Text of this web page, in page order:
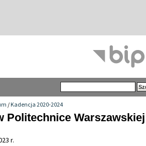
/Kadencja 2020-2024
Politechnice Warszawskiej
r.